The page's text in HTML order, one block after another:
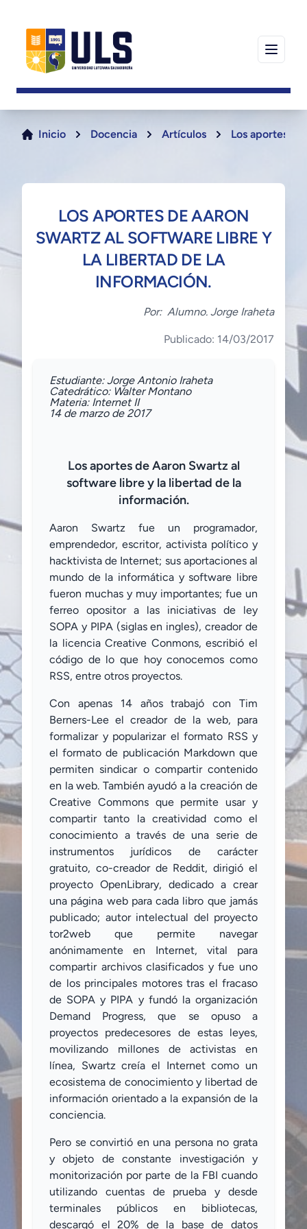
Inicio Docencia Artículos Los aportes
LOS APORTES DE AARON
SWARTZ AL SOFTWARE LIBRE Y
LA LIBERTAD DE LA
INFORMACIÓN.
Por: Alumno. Jorge Iraheta
Publicado: 14/03/2017
Estudiante: Jorge Antonio Iraheta
Catedrático: Walter Montano
Materia: Internet II
14 de marzode 2017
Los aportes de Aaron Swartz al
software libre y la libertad de la
información.
Aaron Swartz fue un programador,
emprendedor, escritor, activista político y
hacktivista de Internet; sus aportaciones al
mundo de la informática y software libre
fueron muchas y muy importantes; fue un
ferreo opositor a las iniciativas de ley
SOPA y PIPA (siglas en ingles), creador de
la licencia Creative Conmons, escribió el
código de lo que hoy conocemos como
RSS, entre otros proyectos.
Con apenas 14 años trabajó con Tim
Berners-Lee el creador de la web, para
formalizar y popularizar el formato RSS y
el formato de publicación Markdown que
permiten sindicar o compartir contenido
en la web. También ayudó a la creación de
Creative Commons que permite usar y
compartir tanto la creatividad como el
conocimiento a través de una serie de
instrumentos jurídicos de carácter
gratuito, co-creador de Reddit, dirigió el
proyecto OpenLibrary, dedicado a crear
una página web para cada libro que jamás
publicado; autor intelectual del proyecto
tor2web que permite navegar
anónimamente en Internet, vital para
compartir archivos clasificados y fue uno
de los principales motores tras el fracaso
de SOPA y PIPA y fundó la organización
Demand Progress, que se opuso a
proyectos predecesores de estas leyes,
movilizando millones de activistas en
línea, Swartz creía el Internet como un
ecosistema de conocimiento y libertad de
información orientado a la expansión de la
conciencia.
Pero se convirtió en una persona no grata
y objeto de constante investigación y
monitorización por parte de la FBI cuando
utilizando cuentas de prueba y desde
terminales públicos en bibliotecas,
descargó el 20% de la base de datos